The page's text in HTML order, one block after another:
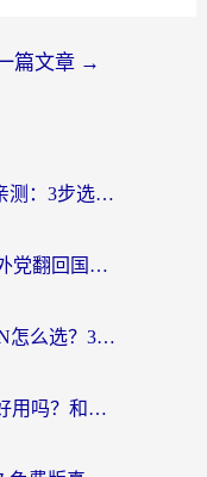
篇文章 →
穿梭和海归好用吗？海外党亲测：3步选对回国加速器，无缝刷国内剧玩手游
ExpressVPN中国能用吗？海外党翻回国内的加速器选择指南（附番茄加速器实测）
海外党必看：便宜好用的VPN怎么选？3步解决回国访问难题+Steam改区技巧
海外党实测：ChickCN VPN好用吗？和OurPlay VPN对比哪个回国效果更好？附避坑指南